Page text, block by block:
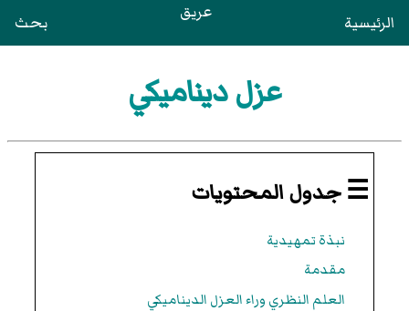
الرئيسية عريق بحث
عزل ديناميكي
☰ جدول المحتويات
نبذة تمهيدية
مقدمة
العلم النظري وراء العزل الديناميكي